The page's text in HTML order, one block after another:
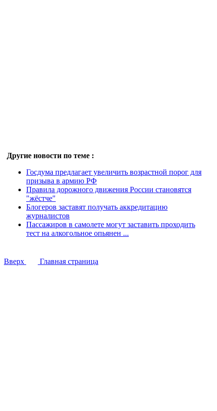
Другие новости по теме :
Госдума предлагает увеличить возрастной порог для
призыва в армию РФ
Правила дорожного движения России становятся
"жёстче"
Блогеров заставят получать аккредитацию
журналистов
Пассажиров в самолете могут заставить проходить
тест на алкогольное опьянен ...
Вверх Главная страница